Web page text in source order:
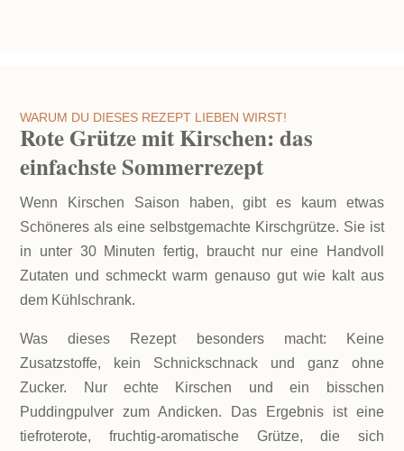
WARUM DU DIESES REZEPT LIEBEN WIRST!
Rote Grütze mit Kirschen: das
einfachste Sommerrezept
Wenn Kirschen Saison haben, gibt es kaum etwas
Schöneres als eine selbstgemachte Kirschgrütze. Sie ist
in unter 30 Minuten fertig, braucht nur eine Handvoll
Zutaten und schmeckt warm genauso gut wie kalt aus
dem Kühlschrank.
Was dieses Rezept besonders macht: Keine
Zusatzstoffe, kein Schnickschnack und ganz ohne
Zucker. Nur echte Kirschen und ein bisschen
Puddingpulver zum Andicken. Das Ergebnis ist eine
tiefroterote, fruchtig-aromatische Grütze, die sich